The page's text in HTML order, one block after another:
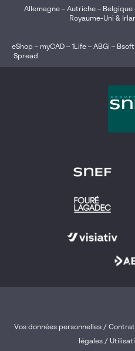
Allemagne– Autriche– Belgique
Royaume-Uni &
eShop – myCAD – 1Life – ABGi – Bsoft
Spread
Vos données personnelles/
légales /